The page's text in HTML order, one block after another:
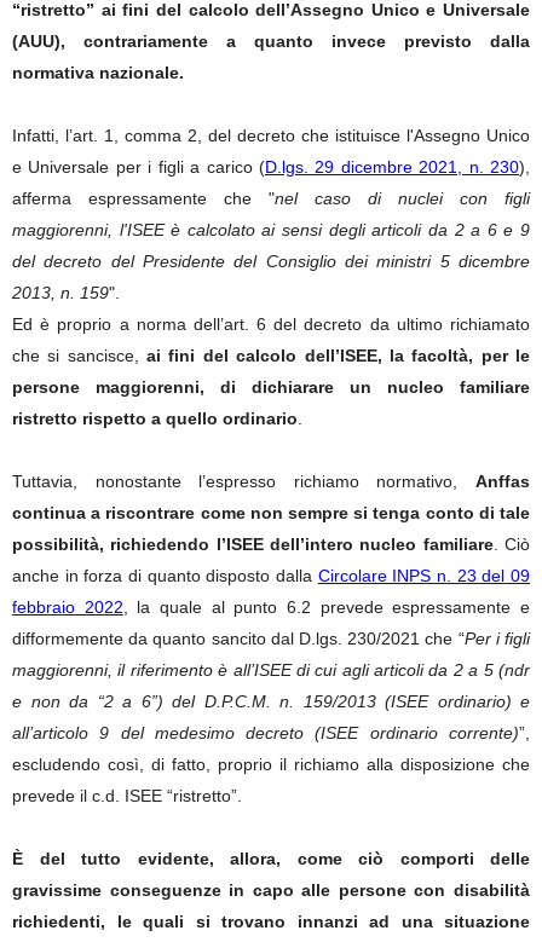
“ristretto” ai fini del calcolo dell’Assegno Unico e Universale
(AUU), contrariamente a quanto invece previsto dalla
normativa nazionale.
Infatti, l’art. 1, comma 2, del decreto che istituisce l'Assegno Unico
e Universale per i figli a carico (D.lgs. 29 dicembre 2021, n. 230),
afferma espressamente che "nel caso di nuclei con figli
maggiorenni, l'ISEE è calcolato ai sensi degli articoli da 2 a 6 e 9
del decreto del Presidente del Consiglio dei ministri 5 dicembre
2013, n. 159".
Ed è proprio a norma dell’art. 6 del decreto da ultimo richiamato
che si sancisce,ai fini del calcolo dell’ISEE, la facoltà, per le
persone maggiorenni, di dichiarare un nucleo familiare
ristretto rispetto a quello ordinario
Tuttavia, nonostante l’espresso richiamo normativo, Anffas
continua a riscontrare come non sempre si tenga conto di tale
possibilità, richiedendo l’ISEE dell’intero nucleo familiare. Ciò
anche in forza di quanto disposto dalla Circolare INPS n. 23 del 09
febbraio 2022 , la quale al punto 6.2 prevede espressamente e
difformemente da quanto sancito dal D.lgs. 230/2021 che “Per i figli
maggiorenni, il riferimento è all’ISEE di cui agli articoli da 2 a 5 (ndr
e non da “2 a 6”) del D.P.C.M. n. 159/2013 (ISEE ordinario) e
all’articolo 9 del medesimo decreto (ISEE ordinario corrente)”,
escludendo così, di fatto, proprio il richiamo alla disposizione che
prevede il c.d. ISEE “ristretto”.
È del tutto evidente, allora, come ciò comporti delle
gravissime conseguenze in capo alle persone con disabilità
richiedenti, le quali si trovano innanzi ad una situazione